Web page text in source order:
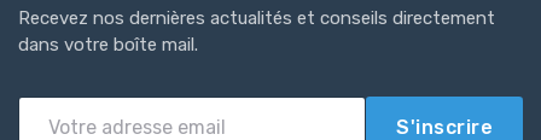
Recevez nos dernières actualités et conseils directement
dans votre boîte mail.
S'inscrire